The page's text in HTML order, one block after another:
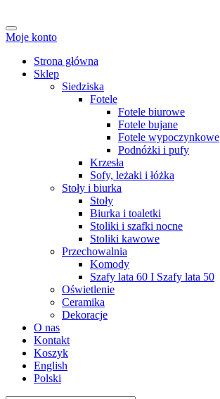
Moje konto
Strona główna
Sklep
Siedziska
Fotele
Fotele biurowe
Fotele bujane
Fotele wypoczynkowe
Podnóżki i pufy
Krzesła
Sofy, leżaki i łóżka
Stoły i biurka
Stoły
Biurka i toaletki
Stoliki i szafki nocne
Stoliki kawowe
Przechowalnia
Komody
Szafy lata 60 I Szafy lata 50
Oświetlenie
Ceramika
Dekoracje
O nas
Kontakt
Koszyk
English
Polski